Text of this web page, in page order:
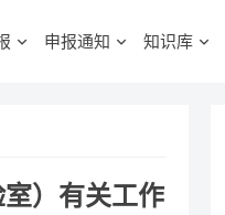
申报通知 知识库
）有关工作